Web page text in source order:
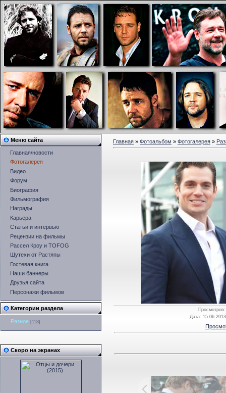
Меню сайта
Главная/новости
Фотогалерея
Видео
Форум
Биография
Фильмография
Награды
Карьера
Статьи и интервью
Рецензии на фильмы
Рассел Кроу и TOFOG
Шутехи от Растяпы
Гостевая книга
Наши баннеры
Друзья сайта
Персонажи фильмов
Категории раздела
Разное [118]
Скоро на экранах
Главная»Фотоальбом»Фотогалерея»
Просмотров:
Дата: